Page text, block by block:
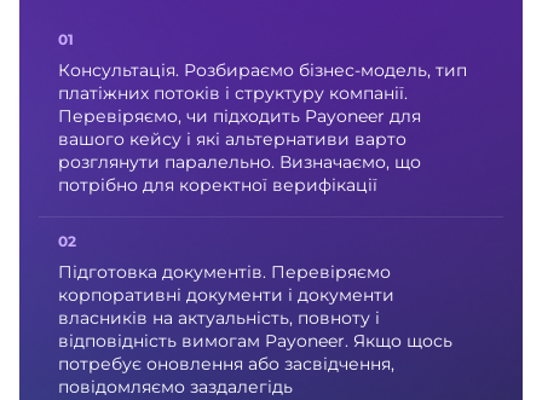
Консультація. Розбираємо бізнес-модель, тип
платіжних потоків і структуру компанії.
Перевіряємо, чи підходить Payoneer для
вашого кейсу і які альтернативи варто
розглянути паралельно. Визначаємо, що
потрібно для коректної верифікації
Підготовка документів. Перевіряємо
корпоративні документи і документи
власників на актуальність, повноту і
відповідність вимогам Payoneer. Якщо щось
потребує оновлення або засвідчення,
повідомляємо заздалегідь